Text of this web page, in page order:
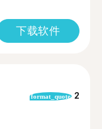
下载软件
format_quote 2